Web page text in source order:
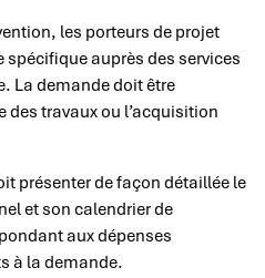
les porteurs de projet
auprès des services
La demande doit être
des travaux ou l’acquisition
présenter de façon détaillée le
et son calendrier de
aux dépenses
à la demande.